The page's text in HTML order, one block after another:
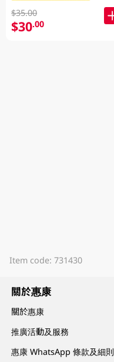
$35.00
$30.00
Item code: 731430
關於惠康
關於惠康
推廣活動及服務
惠康 WhatsApp 條款及細則